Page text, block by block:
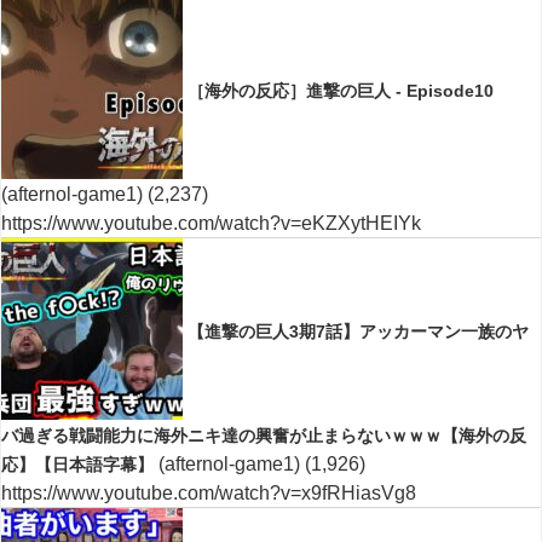
［海外の反応］進撃の巨人 - Episode10
(afternol-game1) (2,237)
https://www.youtube.com/watch?v=eKZXytHEIYk
【進撃の巨人3期7話】アッカーマン一族のヤ
バ過ぎる戦闘能力に海外ニキ達の興奮が止まらないｗｗｗ【海外の反
応】【日本語字幕】
(afternol-game1) (1,926)
https://www.youtube.com/watch?v=x9fRHiasVg8